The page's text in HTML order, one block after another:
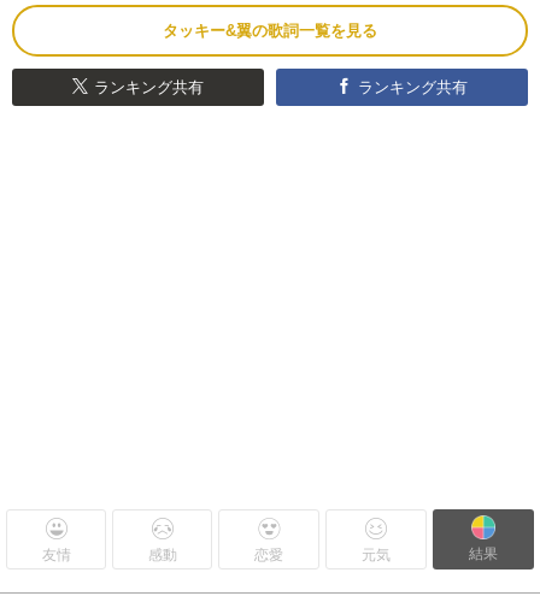
タッキー&翼の歌詞一覧を見る
ランキング共有 ランキング共有
友情 感動 恋愛 元気 結果